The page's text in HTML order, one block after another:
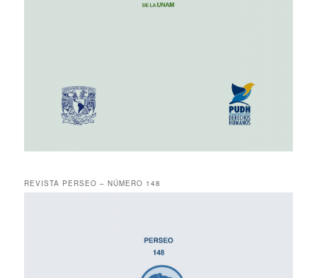
REVISTA PERSEO – NÚMERO 148